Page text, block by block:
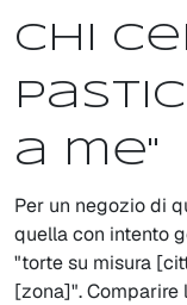
chi
a me"
Per un negozio di
quella con intento
"torte su misura
[zona]".